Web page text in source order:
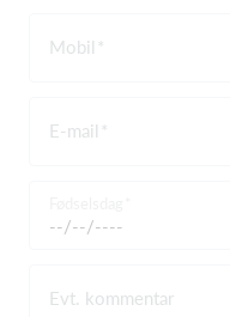
Mobil
E-mail
Evt. kommentar